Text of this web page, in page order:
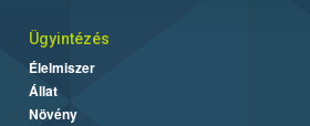
Ügyintézés
Élelmiszer
Állat
Növény